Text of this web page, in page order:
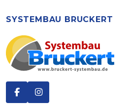
SYSTEMBAU BRUCKERT